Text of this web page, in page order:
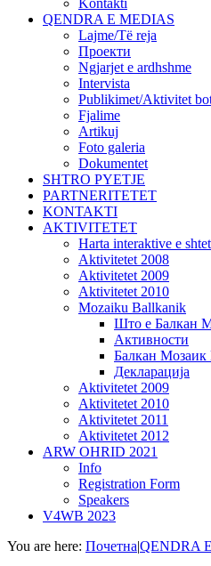
Kontakti
QENDRA E MEDIAS
Lajme/Të reja
Проекти
Ngjarjet e ardhshme
Intervista
Publikimet/Aktivitet
Fjalime
Artikuj
Foto galeria
Dokumentet
SHTRO PYETJE
PARTNERITETET
KONTAKTI
AKTIVITETET
Harta interaktive e
Aktivitetet 2008
Aktivitetet 2009
Aktivitetet 2010
Mozaiku Ballkanik
Што е Балкан
Активности
Балкан Мозаик
Декларација
Aktivitetet 2009
Aktivitetet 2010
Aktivitetet 2011
Aktivitetet 2012
ARW OHRID 2021
Info
Registration Form
Speakers
V4WB 2023
You are here: Почетна|QENDRA